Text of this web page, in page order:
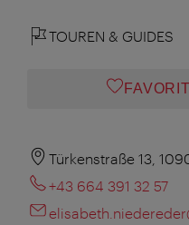
TOUREN & GUIDES
Türkenstraße 13,
+43 664 391 32 57